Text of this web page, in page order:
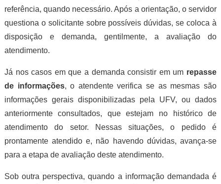
referência, quando necessário. Após a orientação, o servidor
questiona o solicitante sobre possíveis dúvidas, se coloca à
disposição e demanda, gentilmente, a avaliação do
atendimento.
Já nos casos em que a demanda consistir em um repasse
de informações, o atendente verifica se as mesmas são
informações gerais disponibilizadas pela UFV, ou dados
anteriormente consultados, que estejam no histórico de
atendimento do setor. Nessas situações, o pedido é
prontamente atendido e, não havendo dúvidas, avança-se
para a etapa de avaliação deste atendimento.
Sob outra perspectiva, quando a informação demandada é